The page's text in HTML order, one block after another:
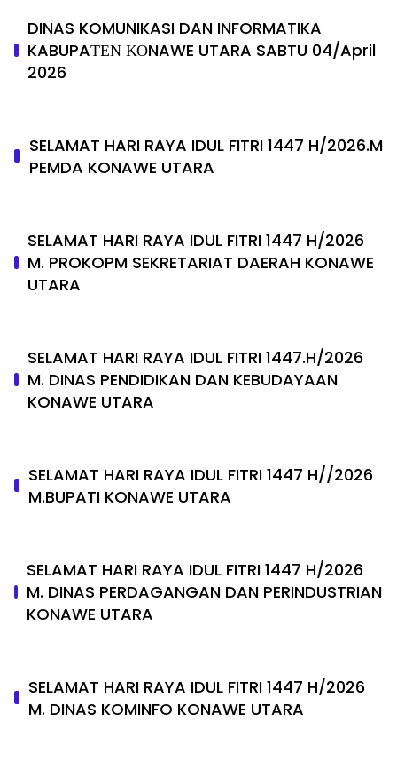
DINAS KOMUNIKASI DAN INFORMATIKA
KABUPAΤΕΝ ΚΟNAWE UTARA SABTU 04/April
2026
SELAMAT HARI RAYA IDUL FITRI 1447 H/2026.M
PEMDA KONAWE UTARA
SELAMAT HARI RAYA IDUL FITRI 1447 H/2026
M. PROKOPM SEKRETARIAT DAERAH KONAWE
UTARA
SELAMAT HARI RAYA IDUL FITRI 1447.H/2026
M. DINAS PENDIDIKAN DAN KEBUDAYAAN
KONAWE UTARA
SELAMAT HARI RAYA IDUL FITRI 1447 H//2026
M.BUPATI KONAWE UTARA
SELAMAT HARI RAYA IDUL FITRI 1447 H/2026
M. DINAS PERDAGANGAN DAN PERINDUSTRIAN
KONAWE UTARA
SELAMAT HARI RAYA IDUL FITRI 1447 H/2026
M. DINAS KOMINFO KONAWE UTARA